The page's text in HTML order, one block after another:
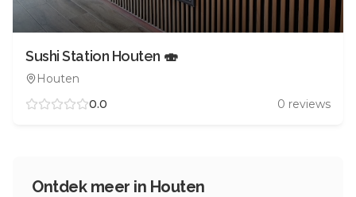
Sushi Station Houten 🍣
Houten
0.0
0 reviews
Ontdek meer in Houten